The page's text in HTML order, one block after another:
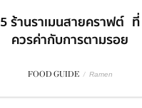
5 ร้านราเมนสายคราฟต์ ที่
ควรค่ากับการตามรอย
FOOD GUIDE / Ramen